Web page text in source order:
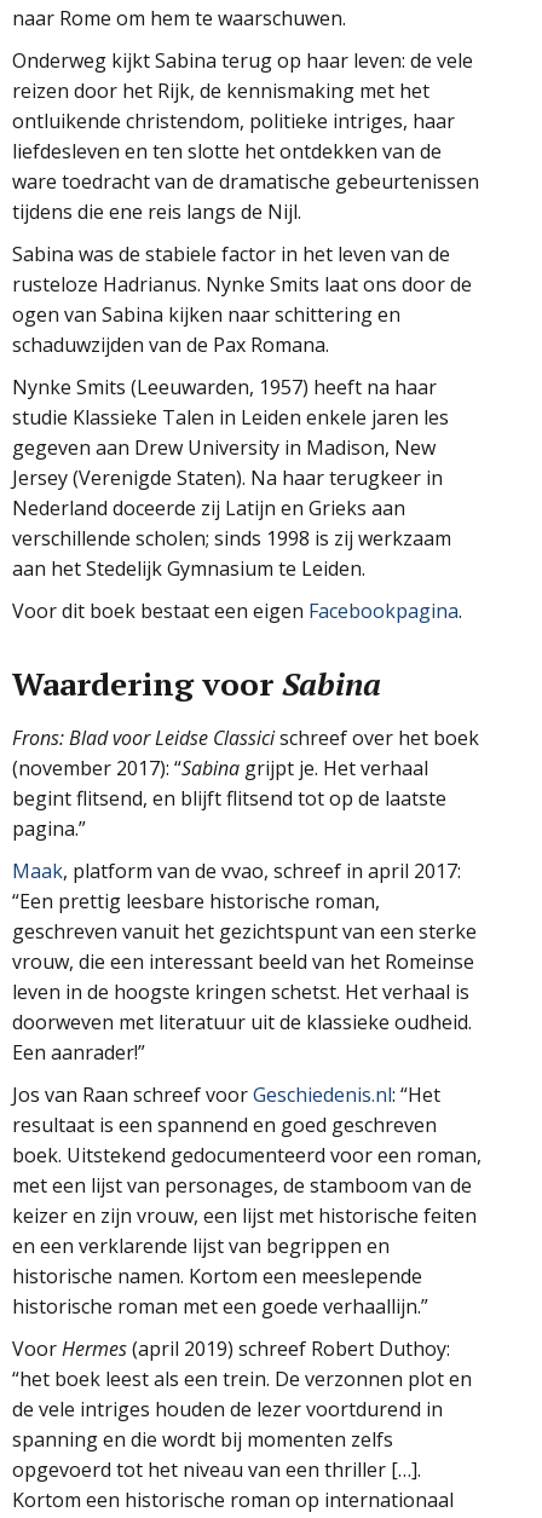
naar Rome om hem te waarschuwen.
Onderweg kijkt Sabina terug op haar leven: de vele
reizen door het Rijk, de kennismaking met het
ontluikende christendom, politieke intriges, haar
liefdesleven en ten slotte het ontdekken van de
ware toedracht van de dramatische gebeurtenissen
tijdens die ene reis langs de Nijl.
Sabina was de stabiele factor in het leven van de
rusteloze Hadrianus. Nynke Smits laat ons door de
ogen van Sabina kijken naar schittering en
schaduwzijden van de Pax Romana.
Nynke Smits (Leeuwarden, 1957) heeft na haar
studie Klassieke Talen in Leiden enkele jaren les
gegeven aan Drew University in Madison, New
Jersey (Verenigde Staten). Na haar terugkeer in
Nederland doceerde zij Latijn en Grieks aan
verschillende scholen; sinds 1998 is zij werkzaam
aan het Stedelijk Gymnasium te Leiden.
Voor dit boek bestaat een eigen Facebookpagina.
Waardering voor Sabina
Frons: Blad voor Leidse Classicischreef over het boek
(november 2017): “Sabina grijpt je. Het verhaal
begint flitsend, en blijft flitsend tot op de laatste
pagina.”
Maak, platform van de vvao, schreef in april 2017:
“Een prettig leesbare historische roman,
geschreven vanuit het gezichtspunt van een sterke
vrouw, die een interessant beeld van het Romeinse
leven in de hoogste kringen schetst. Het verhaal is
doorweven met literatuur uit de klassieke oudheid.
Een aanrader!”
Jos van Raan schreef voorGeschiedenis.nl: “Het
resultaat is een spannend en goed geschreven
boek. Uitstekend gedocumenteerd voor een roman,
met een lijst van personages, de stamboom van de
keizer en zijn vrouw, een lijst met historische feiten
en een verklarende lijst van begrippen en
historische namen. Kortom een meeslepende
historische roman met een goede verhaallijn.”
VoorHermes(april 2019) schreef Robert Duthoy:
“het boek leest als een trein. De verzonnen plot en
de vele intriges houden de lezer voortdurend in
spanning en die wordt bij momenten zelfs
opgevoerd tot het niveau van een thriller […].
Kortom een historische roman op internationaal